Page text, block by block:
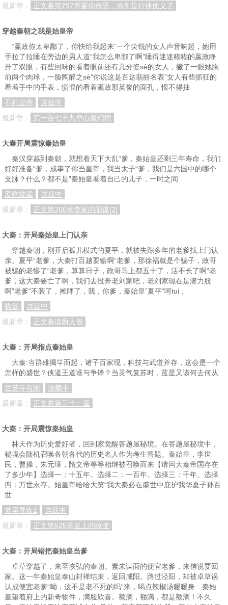
最新章：
正文卷第797章要你作恶，你倒是行侠仗义了
穿越秦朝之我是始皇帝
“赢政你太卑鄙了，你快给我起来”一个尖锐的女人声音响起，她用
手拉了拉睡在旁边的男人道“我怎么卑鄙了啊”睡得迷迷糊糊的嬴政睁
开了双眼，有些回味的看着眼前还有几分姿sè的女人，撇了一眼她胸
前两个肉球，一脸陶醉之sè“你说这是百达翡丽名表”女人有些抓狂的
看着手中的手表，愤恨的看着嬴政那英俊的面孔，恨不得抽
不朽皇帝
连载中
最新章：
第一百七十九章心魔幻境
大秦开局震惊秦始皇
秦汉穿越到秦朝，就想着天下大乱“爹，秦始皇还剩三年寿命，我们
好好准备“爹，成事了你当皇帝，我当太子“爹，我们是六国中的哪个
支脉？什么？都不是”秦始皇看着自己的儿子，一时之间
爱吃烧卖
连载中
最新章：
正文第200章李家的阳谋[2]
大秦：开局秦始皇上门认亲
穿越秦朝，刚开启孤儿模式的夏平，就被失踪多年的老爹找上门认
亲。夏平“老爹，大秦打百越要输啊“老爹，那徐福就是个骗子，政哥
被骗的老惨了“老爹，算算日子，政哥马上都五十了，活不长了啊“老
爹，这大秦要亡了啊，我们去投奔老刘家吧，老刘家现在是潜力股
啊”老爹“不装了，摊牌了，我，你爹，秦始皇”夏平“呵tui，
喵觉
连载中
最新章：
正文卷请两天假
大秦：开局指点秦始皇
大秦:当群雄揭竿而起，诸子百家现，科技与武道并存，这会是一个
怎样的盛世？侠道王道谁与争锋？当灵气复苏时，蓝星又该何去何从
兰若寺有雨
连载中
最新章：
正文卷第三十一章
大秦：开局震惊秦始皇
林天作为历史爱好者，回到家觉醒答题屋秘境。在答题屋秘境中，
秘境会随机召唤各朝各代的历史名人作为考生答题。秦始皇，李世
民，曹操，朱元璋，隋文帝等等相继被召唤而来【请问大秦帝国存在
了多少年】选择一：十五年。选择二：一百年。选择三：千年。选择
四：万世永存。始皇帝哈哈大笑“我大秦必在盛世中庇护我华夏子孙百
世
梦里寻欢1
连载中
最新章：
正文第525章皇上的改变
大秦：开局错把秦始皇当爹
卓草穿越了，来至恢弘的秦朝。素未谋面的便宜老爹，来信说要回
家。这一年秦始皇泰山封禅结束，返回咸阳。路过泾阳，却被卓草误
认成便宜老爹“呦，这不是老不死的吗“来，喝点辣椒汤暖暖身…秦始
皇望着府上的新奇物件，满脸欣喜。额滴，额滴，都是额滴！不久